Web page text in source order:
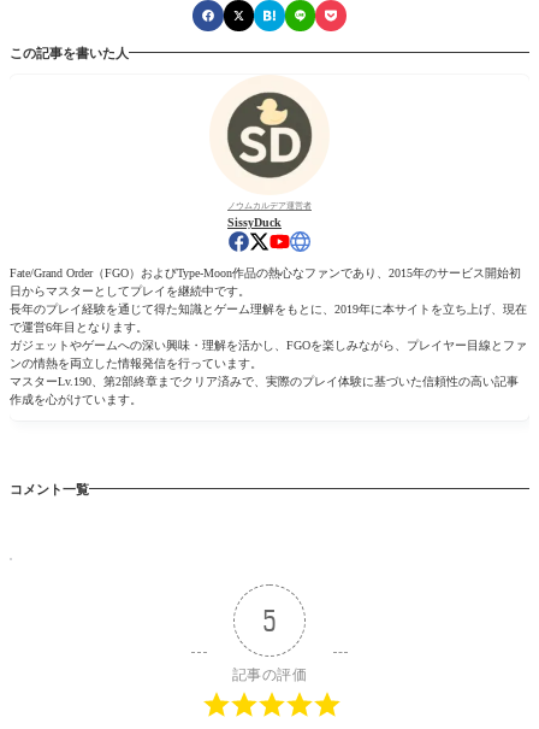
この記事を書いた人
ノウムカルデア運営者
SissyDuck
Fate/Grand Order（FGO）およびType-Moon作品の熱心なファンであり、2015年のサービス開始初
日からマスターとしてプレイを継続中です。
長年のプレイ経験を通じて得た知識とゲーム理解をもとに、2019年に本サイトを立ち上げ、現在
で運営6年目となります。
ガジェットやゲームへの深い興味・理解を活かし、FGOを楽しみながら、プレイヤー目線とファ
ンの情熱を両立した情報発信を行っています。
マスターLv.190、第2部終章までクリア済みで、実際のプレイ体験に基づいた信頼性の高い記事
作成を心がけています。
コメント一覧
5
記事の評価